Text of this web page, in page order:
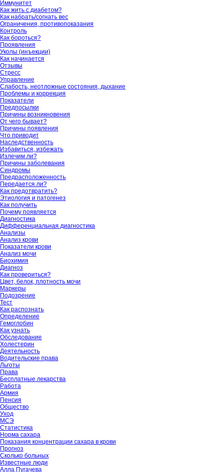
Иммунитет
Как жить с диабетом?
Как набрать/согнать вес
Ограничения, противопоказания
Контроль
Как бороться?
Проявления
Уколы (инъекции)
Как начинается
Отзывы
Стресс
Управление
Слабость, неотложные состояния, дыхание
Проблемы и коррекция
Показатели
Предпосылки
Причины возникновения
От чего бывает?
Причины появления
Что приводит
Наследственность
Избавиться, избежать
Излечим ли?
Причины заболевания
Синдромы
Предрасположенность
Передается ли?
Как предотвратить?
Этиология и патогенез
Как получить
Почему появляется
Диагностика
Дифференциальная диагностика
Анализы
Анализ крови
Показатели крови
Анализ мочи
Биохимия
Диагноз
Как провериться?
Цвет, белок, плотность мочи
Маркеры
Подозрение
Тест
Как распознать
Определение
Гемоглобин
Как узнать
Обследование
Холестерин
Деятельность
Водительские права
Льготы
Права
Бесплатные лекарства
Работа
Армия
Пенсия
Общество
Уход
МСЭ
Статистика
Норма сахара
Показания концентрации сахара в крови
Прогноз
Сколько больных
Известные люди
Алла Пугачева